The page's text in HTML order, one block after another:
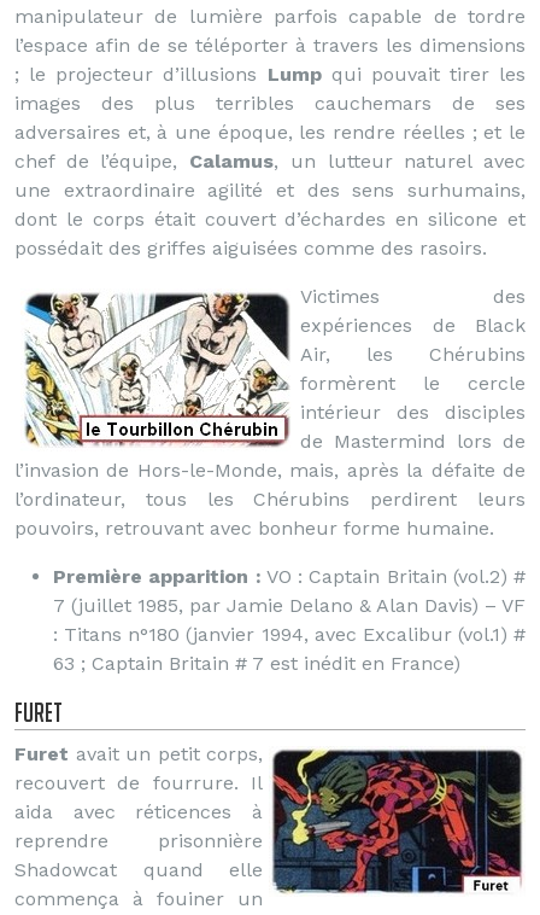
manipulateur de lumière parfois capable de tordre
l’espace afin de se téléporter à travers les dimensions
; le projecteur d’illusions Lumpqui pouvait tirer les
images des plus terribles cauchemars de ses
adversaires et, à une époque, les rendre réelles ; et le
chef de l’équipe, Calamus, un lutteur naturel avec
une extraordinaire agilité et des sens surhumains,
dont le corps était couvert d’échardes en silicone et
possédait des griffes aiguisées comme des rasoirs.
Victimes des
expériences de Black
Air, les Chérubins
formèrent le cercle
intérieur des disciples
de Mastermind lors de
l’invasion de Hors-le-Monde, mais, après la défaite de
l’ordinateur, tous les Chérubins perdirent leurs
pouvoirs, retrouvant avec bonheur forme humaine.
Première apparition : VO : Captain Britain (vol.2) #
7 (juillet 1985, par Jamie Delano & Alan Davis) – VF
: Titans n°180 (janvier 1994, avec Excalibur (vol.1) #
63 ; Captain Britain # 7 est inédit en France)
Furet
Furet avait un petit corps,
recouvert de fourrure. Il
aida avec réticences à
reprendre prisonnière
Shadowcat quand elle
commença à fouiner un